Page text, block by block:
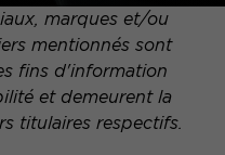
marques et/ou
mentionnés sont
fins d'information
et demeurent la
titulaires respectifs.